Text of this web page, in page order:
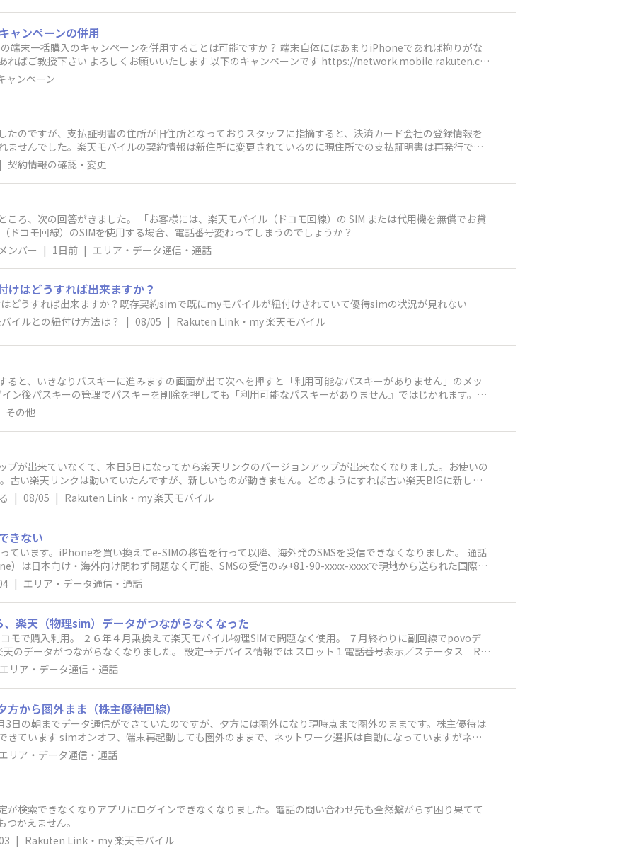
ャンペーンの併用
端末一括購入のキャンペーンを併用することは可能ですか？ 端末自体にはあまりiPhoneであれば拘りがな
お願いいたします 以下のキャンペーンです https://network.mobile.rakuten.co.
rule-table2 https://network.mobile.rakuten.co.jp/cam
ャンペーン
たのですが、支払証明書の住所が旧住所となっておりスタッフに指摘すると、決済カード会社の登録情報を
ませんでした。楽天モバイルの契約情報は新住所に変更されているのに現住所での支払証明書は再発行でき
らないしChatサポートも外国人オペレーターに再発行手続きを聞くもののはぐらかされるばかりです。
| 契約情報の確認・変更
楽天モバイル（ドコモ回線）の SIM または代用機を無償でお貸
」 楽天モバイル（ドコモ回線）のSIMを使用する場合、電話番号変わってしまうのでしょうか？
ンバー | 1日前 | エリア・データ通信・通話
はどうすれば出来ますか？
どうすれば出来ますか？既存契約simで既にmyモバイルが紐付けされていて優待simの状況が見れない
イルとの紐付け方法は？ | 08/05 | Rakuten Link・my 楽天モバイル
ると、いきなりパスキーに進みますの画面が出て次へを押すと「利用可能なパスキーがありません」のメッ
その他
プが出来ていなくて、本日5日になってから楽天リンクのバージョンアップが出来なくなりました。お使いの
古い楽天リンクは動いていたんですが、新しいものが動きません。どのようにすれば古い楽天BIGに新しい
か。
| 08/05 | Rakuten Link・my 楽天モバイル
きない
ています。iPhoneを買い換えてe-SIMの移管を行って以降、海外発のSMSを受信できなくなりました。 通話
）は日本向け・海外向け問わず問題なく可能、SMSの受信のみ+81-90-xxxx-xxxxで現地から送られた国際S
のデフォルトメッセージアプリにて）。一週間前に一通だけ届いたケースはありました。 チャットサポ
みましたが、一般的な対処を案内されるだけで、解決できず諦めてしまいました。電源オンオフ、機内モ
VoLTE、現地ローミング回線の複数の切り替え、dual SIM切り替えなど、何をやっても効果はありませんで
から自動送信されるウェルカムメール「楽天モバイルより 海外渡航時、ご利用可能なサービスのご
もそも、日本国内からのSMSは問題なく届き、通話も可能なので、ローミング先キャリアやiPhoneそのもの
ですが、技術担当や回線調査あたりまで回してもらえないと解決できない気がして困っています。この手の
ートの連絡窓口、ご存じありませんか。
| エリア・データ通信・通話
楽天（物理sim）データがつながらなくなった
モで購入利用。 ２６年４月乗換えて楽天モバイル物理SIMで問題なく使用。 ７月終わりに副回線でpovoデ
のデータがつながらなくなりました。 設定→デバイス情報では スロット１電話番号表示／ステータス RA
ステータス KDDI−povo 認識はされてる様子。wifi／povo経由で楽天リンクでも、通常の電話発信でも電
内モードオン・オフ、SIM選択切替、プライマリSIM設定切替え、システムアップデート：一通りお対策はや
対応オペレーターに全然つながらないので投稿しました。分かる方いらしたら、ご教示下さい！
エリア・データ通信・通話
から圏外まま（株主優待回線）
日の朝までデータ通信ができていたのですが、夕方には圏外になり現時点まで圏外のままです。株主優待は
きています simオンオフ、端末再起動しても圏外のままで、ネットワーク選択は自動になっていますがネッ
（APNプロファイルを入れました）を入れましたが、 LINEMOの方はネットワーク選択欄にsoftbank
ています 両方ともesimです 電話用に物理simを入れていますが、基本物理simとesimのデュアルにしていま
れず電話回線だけ使っています） 何か解決策がありましたら教えてください 楽天株主優待に問い合わせし
とあまり期待できないようなので、こちらでお尋ねしています
エリア・データ通信・通話
が検索できなくなりアプリにログインできなくなりました。電話の問い合わせ先も全然繋がらず困り果てて
かえません。
| Rakuten Link・my 楽天モバイル